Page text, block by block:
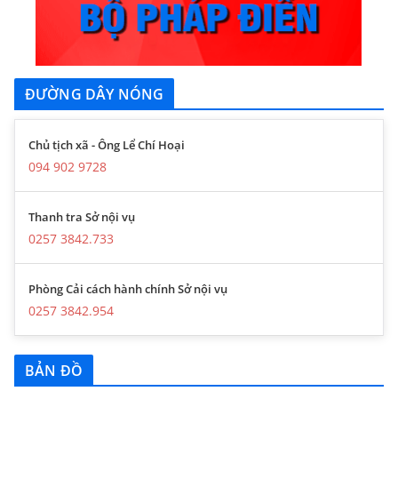
ĐƯỜNG DÂY NÓNG
Chủ tịch xã - Ông Lể Chí Hoại
094 902 9728
Thanh tra Sở nội vụ
0257 3842.733
Phòng Cải cách hành chính Sở nội vụ
0257 3842.954
BẢN ĐỒ